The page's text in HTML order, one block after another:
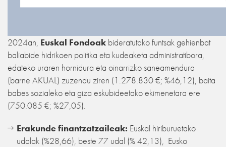
2024an, Euskal Fondoak bideratutako funtsak gehienbat
baliabide hidrikoen politika eta kudeaketa administratibora,
edateko uraren hornidura eta oinarrizko saneamendura
(barne AKUAL) zuzendu ziren (1.278.830 €; %46,12), baita
babes sozialeko eta giza eskubideetako ekimenetara ere
(750.085 €; %27,05).
Erakunde finantzatzaileak: Euskal hiriburuetako
udalak (%28,66), beste 77 udal (% 42,13), Eusko